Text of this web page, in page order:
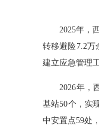
2025年，西
转移避险7.2万
建立应急管理
2026年，西
基站50个，实
中安置点59处